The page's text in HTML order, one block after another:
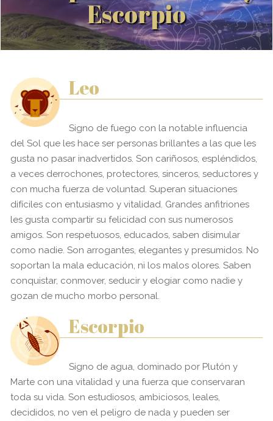
Escorpio
Leo
Signo de fuego con la notable influencia
del Sol que les hace ser personas brillantes a las que les
gusta no pasar inadvertidos. Son cariñosos, espléndidos,
a veces derrochones, protectores, sinceros, seductores y
con mucha fuerza de voluntad. Superan situaciones
difíciles con entusiasmo y vitalidad. Grandes anfitriones
les gusta compartir su felicidad con sus numerosos
amigos. Son respetuosos, educados, saben disimular
como nadie. Son arrogantes, elegantes y presumidos. No
soportan la mala educación, ni los malos olores. Saben
conquistar, conmover, seducir y elogiar como nadie y
gozan de mucho morbo personal.
Escorpio
Signo de agua, dominado por Plutón y
Marte con una vitalidad y una fuerza que conservaran
toda su vida. Son estudiosos, ambiciosos, leales,
decididos, no ven el peligro de nada y pueden ser